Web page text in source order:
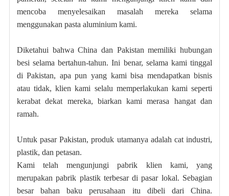
mencoba menyelesaikan masalah mereka selama
menggunakan pasta aluminium kami.
Diketahui bahwa China dan Pakistan memiliki hubungan
besi selama bertahun-tahun. Ini benar, selama kami tinggal
di Pakistan, apa pun yang kami bisa mendapatkan bisnis
atau tidak, klien kami selalu memperlakukan kami seperti
kerabat dekat mereka, biarkan kami merasa hangat dan
ramah.
Untuk pasar Pakistan, produk utamanya adalah cat industri,
plastik, dan petasan.
Kami telah mengunjungi pabrik klien kami, yang
merupakan pabrik plastik terbesar di pasar lokal. Sebagian
besar bahan baku perusahaan itu dibeli dari China.